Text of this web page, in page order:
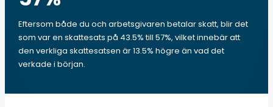
Eftersom både du och arbetsgivaren betalar skatt, blir det
som var en skattesats på 43.5% till 57%, vilket innebär att
den verkliga skattesatsen är 13.5% högre än vad det
verkade i början.